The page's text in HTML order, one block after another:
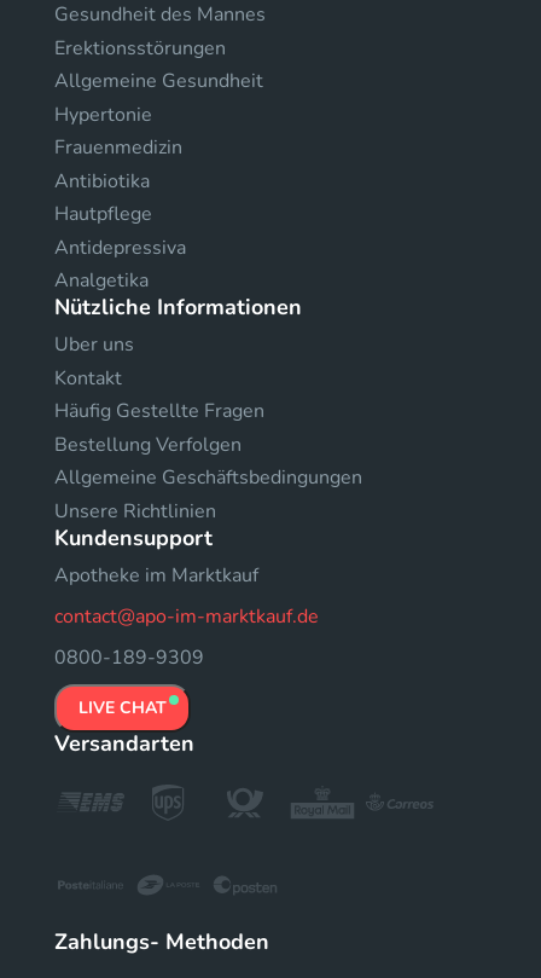
Gesundheit des Mannes
Erektionsstörungen
Allgemeine Gesundheit
Hypertonie
Frauenmedizin
Antibiotika
Hautpflege
Antidepressiva
Analgetika
Nützliche Informationen
Uber uns
Kontakt
Häufig Gestellte Fragen
Bestellung Verfolgen
Allgemeine Geschäftsbedingungen
Unsere Richtlinien
Kundensupport
Apotheke im Marktkauf
contact@apo-im-marktkauf.de
0800-189-9309
LIVE CHAT
Versandarten
Zahlungs- Methoden